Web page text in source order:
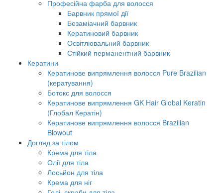
Професійна фарба для волосся
Барвник прямої дії
Безаміачний барвник
Кератиновий барвник
Освітлювальний барвник
Стійкий перманентний барвник
Кератини
Кератинове випрямлення волосся Pure Brazilian
(кератування)
Ботокс для волосся
Кератинове випрямлення GK Hair Global Keratin
(Глобал Кератін)
Кератинове випрямлення волосся Brazilian
Blowout
Догляд за тілом
Крема для тіла
Олії для тіла
Лосьйон для тіла
Крема для ніг